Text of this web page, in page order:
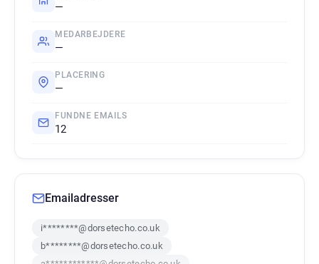
—
MEDARBEJDERE
—
PLACERING
—
FUNDNE EMAILS
12
Emailadresser
i********@dorsetecho.co.uk
b********@dorsetecho.co.uk